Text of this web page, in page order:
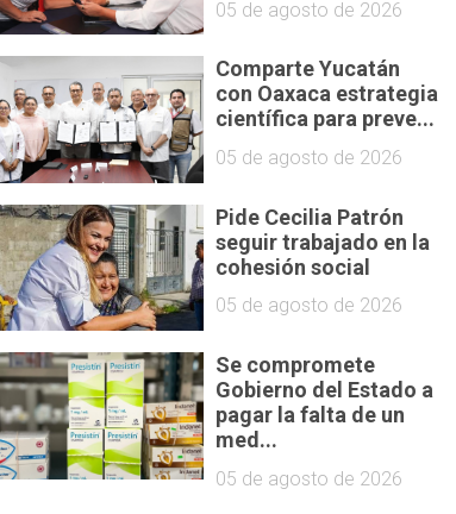
05 de agosto de 2026
Comparte Yucatán
con Oaxaca estrategia
científica para preve...
05 de agosto de 2026
Pide Cecilia Patrón
seguir trabajado en la
cohesión social
05 de agosto de 2026
Se compromete
Gobierno del Estado a
pagar la falta de un
med...
05 de agosto de 2026